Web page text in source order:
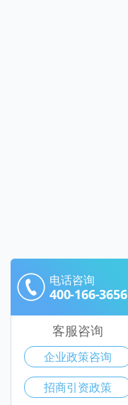
电话咨询
400-166-3656
客服咨询
企业政策咨询
招商引资政策